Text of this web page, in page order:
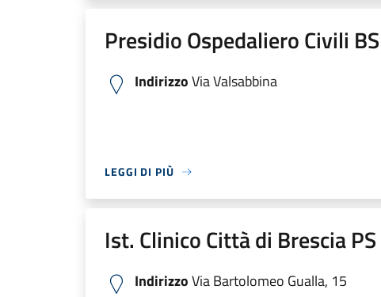
Presidio Ospedaliero Civili
IndirizzoVia Valsabbina
LEGGI DI PIÙ
Ist. Clinico Città di Brescia
IndirizzoVia Bartolomeo Gualla, 15